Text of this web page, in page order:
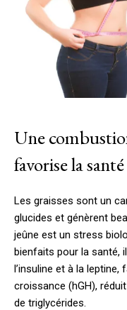
Une
favorise la santé
Les graisses sont un
glucides et génèrent
jeûne est un stress
bienfaits pour la santé,
l’insuline et à la leptine,
croissance (hGH),
de triglycérides.